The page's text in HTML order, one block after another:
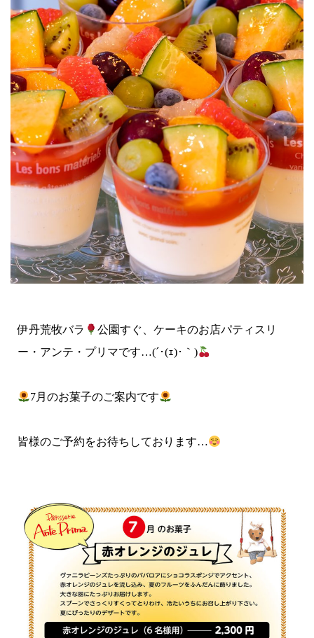
伊丹荒牧バラ
公園すぐ、ケーキのお店パティスリ
ー・アンテ・プリマです…(´･(ｪ)･｀)
7月のお菓子のご案内です
皆様のご予約をお待ちしております…